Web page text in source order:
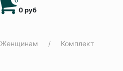
0 руб
Женщинам Комплект